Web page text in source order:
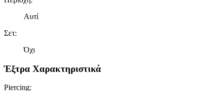
Αυτί
Σετ:
Όχι
Έξτρα Χαρακτηριστικά
Piercing: